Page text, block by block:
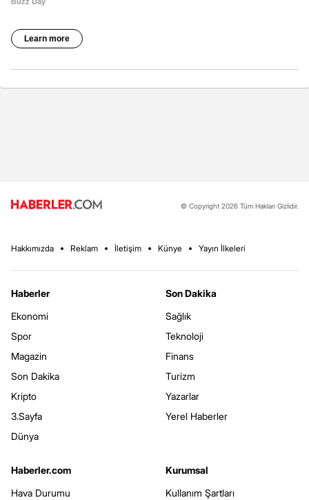
© Copyright 2026 Tüm Hakları Gizlidir.
Hakkımızda Reklam İletişim Künye Yayın İlkeleri
Haberler
Ekonomi
Spor
Magazin
Son Dakika
Kripto
3.Sayfa
Dünya
Son Dakika
Sağlık
Teknoloji
Finans
Turizm
Yazarlar
Yerel Haberler
Haberler.com
Hava Durumu
Kurumsal
Kullanım Şartları